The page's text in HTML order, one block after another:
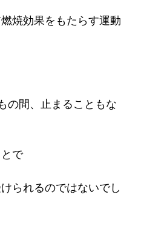
焼効果をもたらす運動
の間、止まることもな
で
られるのではないでし